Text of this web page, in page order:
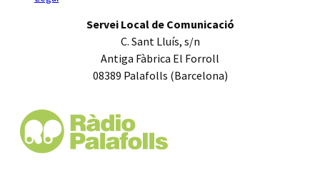
Servei Local de Comunicació
C. Sant Lluís, s/n
Antiga Fàbrica El Forroll
08389 Palafolls (Barcelona)